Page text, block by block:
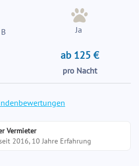
Ja
ab 125 €
pro Nacht
Vermieter
2016, 10 Jahre Erfahrung